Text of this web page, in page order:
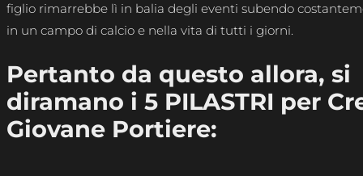
figlio rimarrebbe lì in balia degli eventi subendo
in un campo di calcio e nella vita di tutti i giorni.
Pertanto da questo allora, si
diramano i 5 PILASTRI per
Giovane Portiere: